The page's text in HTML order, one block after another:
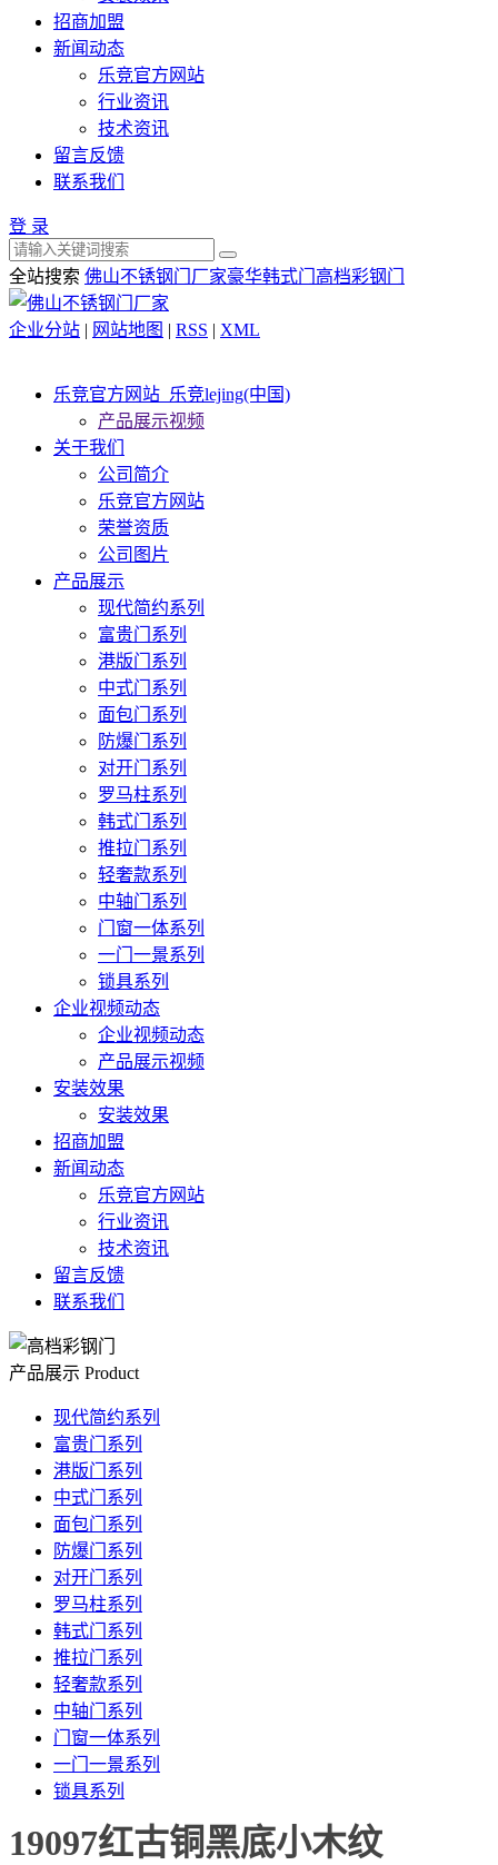
招商加盟
新闻动态
乐竞官方网站
行业资讯
技术资讯
留言反馈
联系我们
登 录
全站搜索 佛山不锈钢门厂家豪华韩式门 高档彩钢门
企业分站 | 网站地图 | RSS | XML
乐竞官方网站_乐竞lejing(中国)
产品展示视频
关于我们
公司简介
乐竞官方网站
荣誉资质
公司图片
产品展示
现代简约系列
富贵门系列
港版门系列
中式门系列
面包门系列
防爆门系列
对开门系列
罗马柱系列
韩式门系列
推拉门系列
轻奢款系列
中轴门系列
门窗一体系列
一门一景系列
锁具系列
企业视频动态
企业视频动态
产品展示视频
安装效果
安装效果
招商加盟
新闻动态
乐竞官方网站
行业资讯
技术资讯
留言反馈
联系我们
产品展示 Product
现代简约系列
富贵门系列
港版门系列
中式门系列
面包门系列
防爆门系列
对开门系列
罗马柱系列
韩式门系列
推拉门系列
轻奢款系列
中轴门系列
门窗一体系列
一门一景系列
锁具系列
19097红古铜黑底小木纹